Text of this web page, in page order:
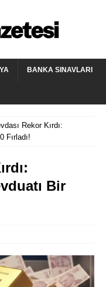
BANKA SINAVLARI
Rekor Kırdı:
Fırladı!
Bir